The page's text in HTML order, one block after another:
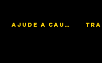
AJUDE A CAUSA